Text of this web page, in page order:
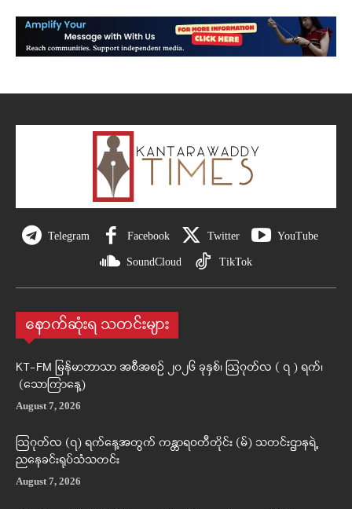
Telegram Facebook Twitter YouTube
SoundCloud TikTok
နောက်ဆုံးရ သတင်းများ
KT-FM မြန်မာဘာသာ အစီအစဉ် ၂၀၂၆ ခုနှစ်၊ ဩဂုတ်လ ( ၇ ) ရက်၊
(သောကြာနေ့)
August 7, 2026
ဩဂုတ်လ (၇) ရက်နေ့အတွက် ကန္တာရဝတီတိုင်း (မ်) သတင်းဌာနရဲ့
ညနေခင်းရုပ်သံသတင်း
August 7, 2026